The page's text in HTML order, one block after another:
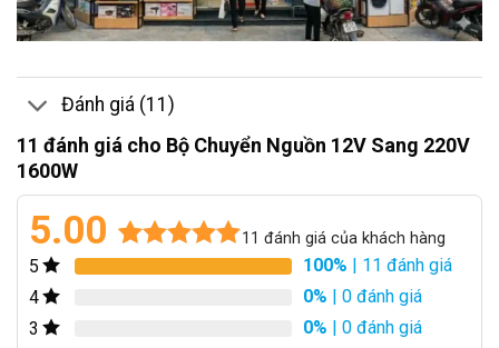
Đánh giá (11)
11 đánh giá cho Bộ Chuyển Nguồn 12V Sang 220V
1600W
5.00 11 đánh giá của khách hàng
5 100% | 11 đánh giá
4
0% | 0 đánh giá
3
0% | 0 đánh giá